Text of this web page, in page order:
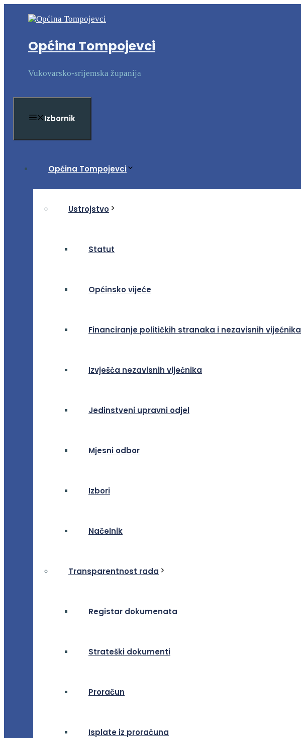
Općina Tompojevci
Vukovarsko-srijemska županija
Izbornik
Općina Tompojevci
Ustrojstvo
Statut
Općinsko vijeće
Financiranje političkih stranaka i nezavisnih vijećnika
Izvješća nezavisnih vijećnika
Jedinstveni upravni odjel
Mjesni odbor
Izbori
Načelnik
Transparentnost rada
Registar dokumenata
Strateški dokumenti
Proračun
Isplate iz proračuna